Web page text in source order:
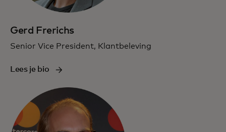
Gerd Frerichs
Senior Vice President, Klantbeleving
Lees je bio